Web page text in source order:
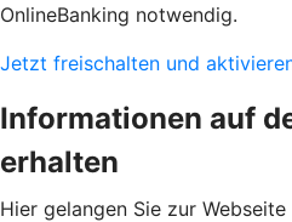
OnlineBanking notwendig.
Jetzt freischalten und
Informationen auf
erhalten
Hier gelangen Sie zur